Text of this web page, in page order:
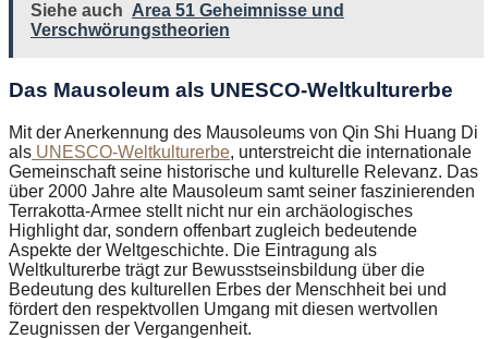
Siehe auch Area 51 Geheimnisse und
Verschwörungstheorien
Das Mausoleum als UNESCO-Weltkulturerbe
Mit der Anerkennung des Mausoleums von Qin Shi Huang Di
als UNESCO-Weltkulturerbe, unterstreicht die internationale
Gemeinschaft seine historische und kulturelle Relevanz. Das
über 2000 Jahre alte Mausoleum samt seiner faszinierenden
Terrakotta-Armee stellt nicht nur ein archäologisches
Highlight dar, sondern offenbart zugleich bedeutende
Aspekte der Weltgeschichte. Die Eintragung als
Weltkulturerbe trägt zur Bewusstseinsbildung über die
Bedeutung des kulturellen Erbes der Menschheit bei und
fördert den respektvollen Umgang mit diesen wertvollen
Zeugnissen der Vergangenheit.